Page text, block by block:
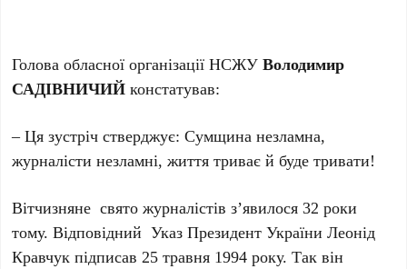
Голова обласної організації НСЖУВолодимир
САДІВНИЧИЙ констатував:
– Ця зустріч стверджує: Сумщина незламна,
журналісти незламні, життя триває й буде тривати!
Вітчизняне свято журналістів з’явилося 32 роки
тому. Відповідний Указ Президент України Леонід
Кравчук підписав 25 травня 1994 року. Так він